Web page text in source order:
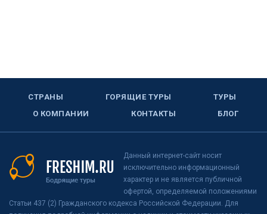
СТРАНЫ ГОРЯЩИЕ ТУРЫ
ТУРЫ
О КОМПАНИИ
КОНТАКТЫ БЛОГ
Данный интернет-сайт носит
исключительно информационный
характер и не является публичной
офертой, определяемой положениями
Статьи 437 (2) Гражданского кодекса Российской Федерации. Для